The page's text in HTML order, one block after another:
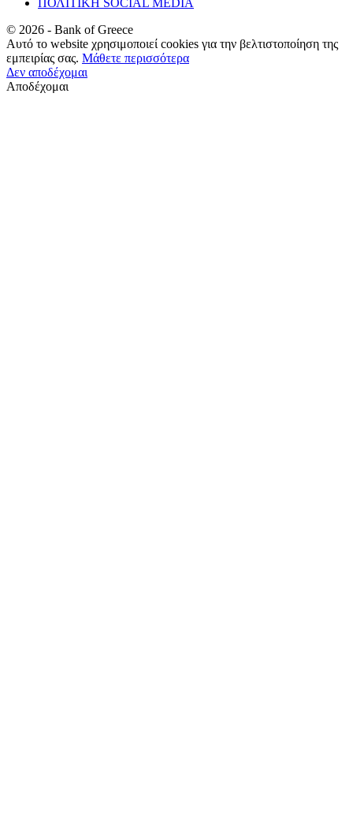
© 2026 - Bank of Greece
Αυτό το website χρησιμοποιεί cookies για την βελτιστοποίηση της
εμπειρίας σας. Μάθετε περισσότερα
Δεν αποδέχομαι
Αποδέχομαι